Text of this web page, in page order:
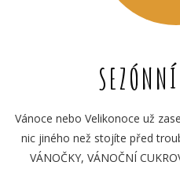
Vánoce nebo Velikonoce už
nic jiného než stojíte před
VÁNOČKY, VÁNOČNÍ